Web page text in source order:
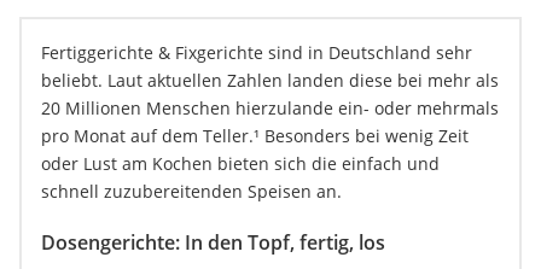
Fertiggerichte & Fixgerichte sind in Deutschland sehr
beliebt. Laut aktuellen Zahlen landen diese bei mehr als
20 Millionen Menschen hierzulande ein- oder mehrmals
pro Monat auf dem Teller.¹ Besonders bei wenig Zeit
oder Lust am Kochen bieten sich die einfach und
schnell zuzubereitenden Speisen an.
Dosengerichte: In den Topf, fertig, los